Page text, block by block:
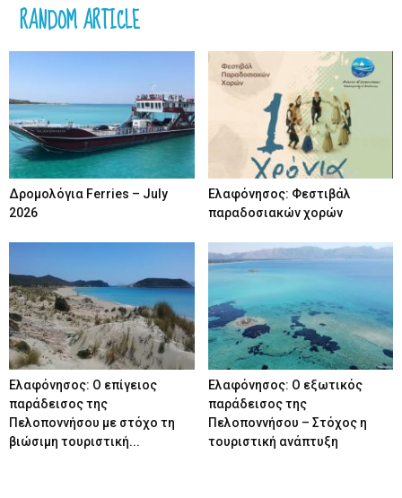
RANDOM ARTICLE
Δρομολόγια Ferries – July
2026
Ελαφόνησος: Φεστιβάλ
παραδοσιακών χορών
Ελαφόνησος: Ο επίγειος
παράδεισος της
Πελοποννήσου με στόχο τη
βιώσιμη τουριστική...
Ελαφόνησος: Ο εξωτικός
παράδεισος της
Πελοποννήσου – Στόχος η
τουριστική ανάπτυξη